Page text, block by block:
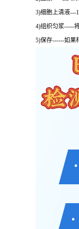
3)细胞上清液---
4)组织匀浆-----
5)保存------如果